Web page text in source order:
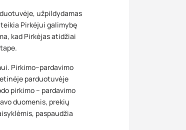
užpildydamas
Pirkėjui galimybę
kad Pirkėjas atidžiai
Pirkimo–pardavimo
parduotuvėje
pirkimo – pardavimo
duomenis, prekių
paspaudžia